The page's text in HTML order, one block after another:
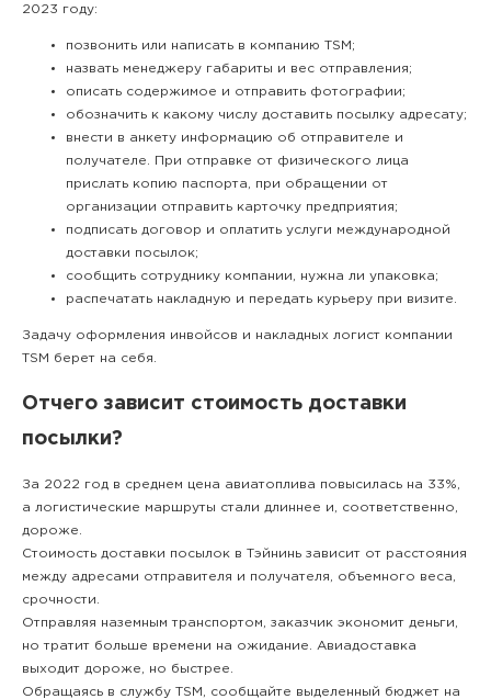
2023 году:
позвонить или написать в компанию TSM;
назвать менеджеру габариты и вес отправления;
описать содержимое и отправить фотографии;
обозначить к какому числу доставить посылку адресату;
внести в анкету информацию об отправителе и
получателе. При отправке от физического лица
прислать копию паспорта, при обращении от
организации отправить карточку предприятия;
подписать договор и оплатить услуги международной
доставки посылок;
сообщить сотруднику компании, нужна ли упаковка;
распечатать накладную и передать курьеру при визите.
Задачу оформления инвойсов и накладных логист компании
TSM берет на себя.
Отчего зависит стоимость доставки
посылки?
За 2022 год в среднем цена авиатоплива повысилась на 33%,
а логистические маршруты стали длиннее и, соответственно,
дороже.
Стоимость доставки посылок в Тэйнинь зависит от расстояния
между адресами отправителя и получателя, объемного веса,
срочности.
Отправляя наземным транспортом, заказчик экономит деньги,
но тратит больше времени на ожидание. Авиадоставка
выходит дороже, но быстрее.
Обращаясь в службу TSM, сообщайте выделенный бюджет на